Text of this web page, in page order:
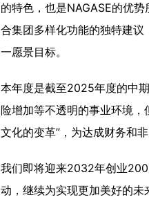
的特色，也是NAGASE的优
合集团多样化功能的独特建议
一愿景目标。
本年度是截至2025年度的中
险增加等不透明的事业环境，
文化的变革”，为达成财务和
我们即将迎来2032年创业200
动，继续为实现更加美好的